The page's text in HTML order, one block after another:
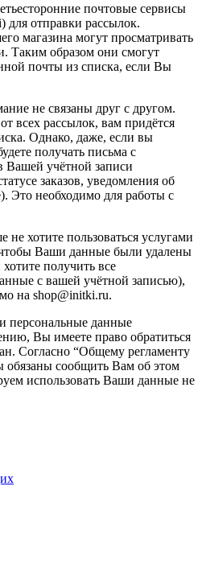
почтовые сервисы
отправки рассылок.
магазина могут просматривать
Таким образом они смогут
почты из списка, если Вы
не связаны друг с другом.
всех рассылок, вам придётся
Однако, даже, если вы
получать письма с
Вашей учётной записи
заказов, уведомления об
Это необходимо для работы с
хотите пользоваться услугами
Ваши данные были удалены
получить все
с вашей учётной записью),
на shop@initki.ru.
персональные данные
Вы имеете право обратиться
Согласно “Общему регламенту
сообщить Вам об этом
использовать Ваши данные не